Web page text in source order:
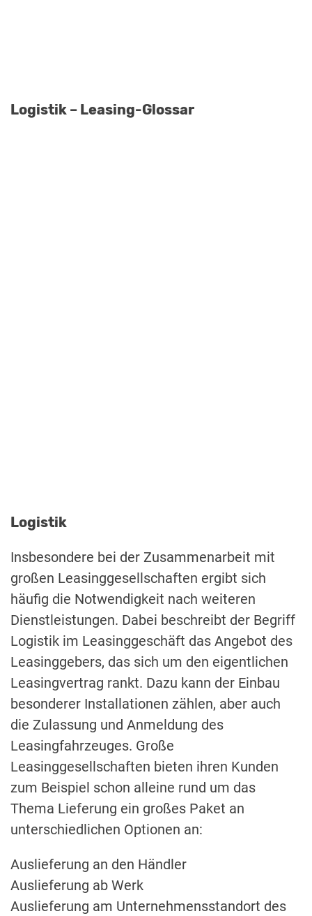
Logistik – Leasing-Glossar
Logistik
Insbesondere bei der Zusammenarbeit mit
großen Leasinggesellschaften ergibt sich
häufig die Notwendigkeit nach weiteren
Dienstleistungen. Dabei beschreibt der Begriff
Logistik im Leasinggeschäft das Angebot des
Leasinggebers, das sich um den eigentlichen
Leasingvertrag rankt. Dazu kann der Einbau
besonderer Installationen zählen, aber auch
die Zulassung und Anmeldung des
Leasingfahrzeuges. Große
Leasinggesellschaften bieten ihren Kunden
zum Beispiel schon alleine rund um das
Thema Lieferung ein großes Paket an
unterschiedlichen Optionen an:
Auslieferung an den Händler
Auslieferung ab Werk
Auslieferung am Unternehmensstandort des